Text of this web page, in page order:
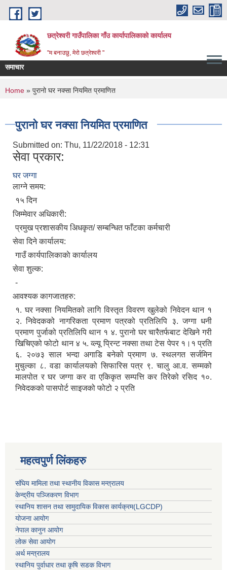
Skip to main content
छत्रेश्वरी गाउँपालिका गाँउ कार्यापालिकाको कार्यालय
"म बनाउछु, मेरो छत्रेश्वरी "
समाचार
You are here
Home » पुरानो घर नक्सा नियमित प्रमाणित
पुरानो घर नक्सा नियमित प्रमाणित
Submitted on: Thu, 11/22/2018 - 12:31
सेवा प्रकार:
घर जग्गा
लाग्ने समय:
१५ दिन
जिम्मेवार अधिकारी:
प्रमुख प्रशासकीय अिधकृत/ सम्बन्धित फाँटका कर्मचारी
सेवा दिने कार्यालय:
गाउँ कार्यपालिकाकाे कार्यालय
सेवा शुल्क:
-
आवश्यक कागजातहरु:
१. घर नक्सा नियमितको लागि विस्तृत विवरण खुलेको निवेदन थान १
२. निवेदकको नागरिकता प्रमाण पत्रको प्रतिलिपि ३. जग्गा धनी
प्रमाण पुर्जाको प्रतिलिपि थान १ ४. पुरानो घर चारैतर्फबाट देखिने गरी
खिचिएको फोटो थान ४ ५. व्ल्यू प्रिन्ट नक्सा तथा टेस पेपर १।१ प्रति
६. २०७३ साल भन्दा अगाडि बनेको प्रमाण ७. स्थलगत सर्जमिन
मुचुल्का ८. वडा कार्यालयको सिफारिस पत्र ९. चालु आ.व. सम्मको
मालपोत र घर जग्गा कर वा एकिकृत सम्पत्ति कर तिरेको रसिद १०.
निवेदकको पासपोर्ट साइजको फोटो २ प्रति
महत्वपुर्ण लिंकहरु
संघिय मामिला तथा स्थानीय विकास मन्त्रालय
केन्द्रीय पञ्जिकरण विभाग
स्थानिय शासन तथा सामुदायिक विकास कार्यक्रम(LGCDP)
योजना आयोग
नेपाल कानुन आयोग
लोक सेवा आयोग
अर्थ मन्त्रालय
स्थानिय पुर्वाधार तथा कृषि सडक विभाग